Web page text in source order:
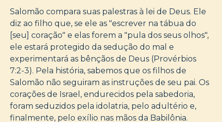
Salomão compara suas palestras à lei de Deus. Ele
diz ao filho que, se ele as "escrever na tábua do
[seu] coração" e elas forem a "pula dos seus olhos",
ele estará protegido da sedução do mal e
experimentará as bênçãos de Deus (Provérbios
7:2-3). Pela história, sabemos que os filhos de
Salomão não seguiram as instruções de seu pai. Os
corações de Israel, endurecidos pela sabedoria,
foram seduzidos pela idolatria, pelo adultério e,
finalmente, pelo exílio nas mãos da Babilônia.